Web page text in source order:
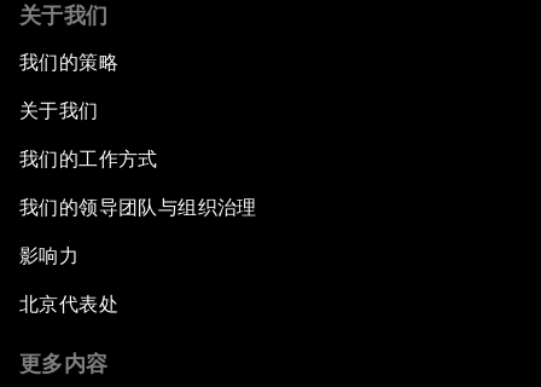
关于我们
我们的策略
关于我们
我们的工作方式
我们的领导团队与组织治理
影响力
北京代表处
更多内容